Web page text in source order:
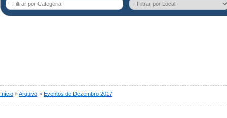
- Filtrar por Categoria -
Início »Arquivo » Eventos de Dezembro 2017